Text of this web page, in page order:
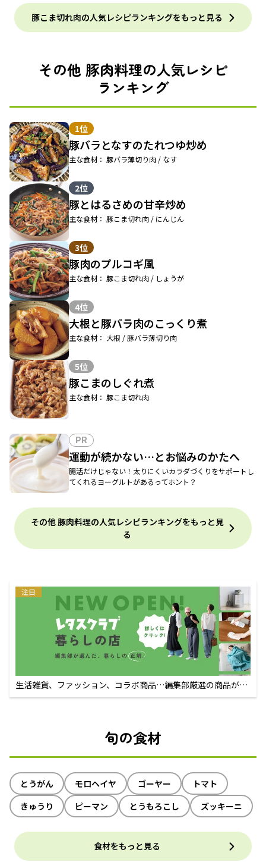
豚こま切れ肉の人気レシピランキングをもっと見る
その他 豚肉料理の人気レシピ
ランキング
1位
豚バラとなすのたれつゆ炒め
主な食材： 豚バラ薄切り肉 / なす
2位
豚とはるさめの甘辛炒め
主な食材： 豚こま切れ肉 / にんじん
3位
豚肉のプルコギ風
主な食材： 豚こま切れ肉 / しょうが
4位
大根と豚バラ肉のこっくり煮
主な食材： 大根 / 豚バラ薄切り肉
5位
豚こまのしぐれ煮
主な食材： 豚こま切れ肉
PR
運動が続かない…とお悩みのかたへ
腸活だけじゃない！太りにくいカラダづくりをサポートし
てくれるヨーグルトがあるってホント？
その他 豚肉料理の人気レシピランキングをもっと見
る
注目
生活雑貨、ファッション、コラボ商品…編集部厳選の商品が買
えるECサイト
旬の食材
とうがん モロヘイヤ ゴーヤー
トマト
きゅうり
ピーマン とうもろこし ズッキーニ
食材をもっと見る